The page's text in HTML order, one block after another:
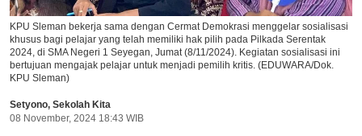
KPU Sleman bekerja sama dengan Cermat Demokrasi menggelar sosialisasi
khusus bagi pelajar yang telah memiliki hak pilih pada Pilkada Serentak
2024, di SMA Negeri 1 Seyegan, Jumat (8/11/2024). Kegiatan sosialisasi ini
bertujuan mengajak pelajar untuk menjadi pemilih kritis. (EDUWARA/Dok.
KPU Sleman)
Setyono, Sekolah Kita
08 November, 2024 18:43 WIB